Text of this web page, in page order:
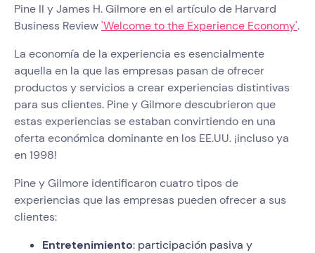
Pine II y James H. Gilmore en el artículo de Harvard
Business Review'Welcome to the Experience Economy'.
La economía de la experiencia es esencialmente
aquella en la que las empresas pasan de ofrecer
productos y servicios a crear experiencias distintivas
para sus clientes. Pine y Gilmore descubrieron que
estas experiencias se estaban convirtiendo en una
oferta económica dominante en los EE.UU. ¡incluso ya
en 1998!
Pine y Gilmore identificaron cuatro tipos de
experiencias que las empresas pueden ofrecer a sus
clientes:
Entretenimiento: participación pasiva y